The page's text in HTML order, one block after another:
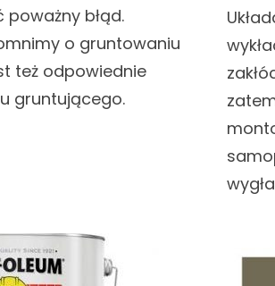
poważny błąd.
o gruntowaniu
też odpowiednie
gruntującego.